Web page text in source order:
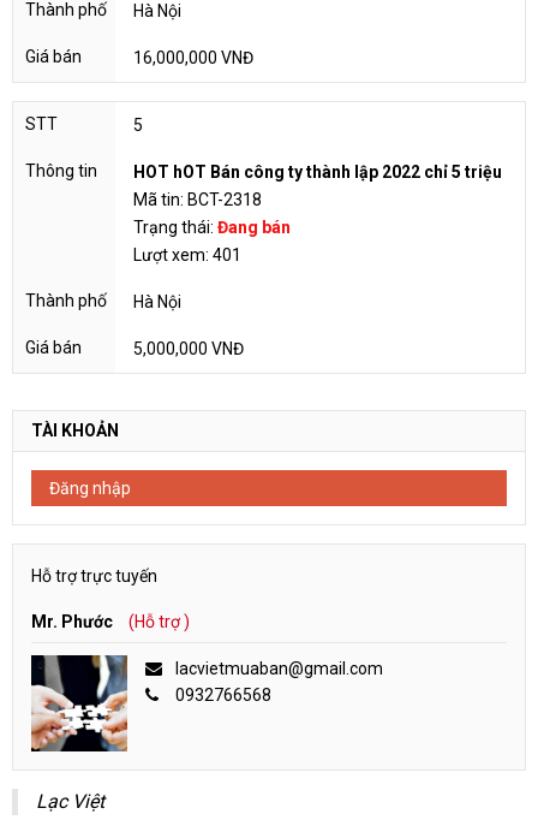
Hà Nội
16,000,000 VNĐ
5
HOT hOT Bán công ty thành lập 2022 chỉ 5 triệu
Mã tin: BCT-2318
Trạng thái: Đang bán
Lượt xem: 401
Hà Nội
5,000,000 VNĐ
TÀI KHOẢN
Đăng nhập
Hỗ trợ trực tuyến
Mr. Phước (Hỗ trợ )
lacvietmuaban@gmail.com
0932766568
Lạc Việt